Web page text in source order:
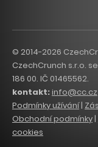
© 2014-2026
CzechCrunch s.r.o.
186 00. IČ 01465562.
kontakt:info@cc.cz
Podmínky užívání|
Obchodní podmínky |
cookies